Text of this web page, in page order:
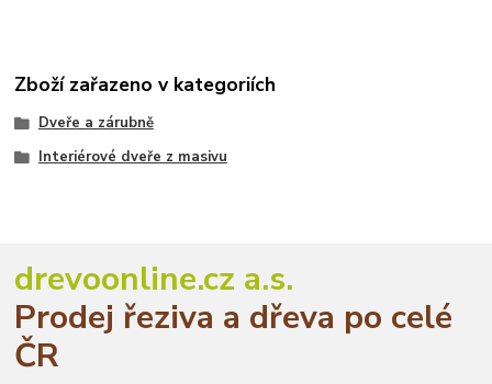
Zboží zařazeno v kategoriích
Dveře a zárubně
Interiérové dveře z masivu
drevoonline.cz a.s.
Prodej řeziva a dřeva po celé
ČR